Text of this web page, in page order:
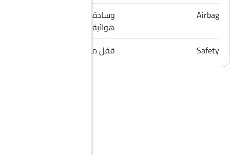
Airbag
وسادة هوائية للسائق, وسادة
هوائية للراكب الأمامي
Safety
قفل مركزي, مؤشر تغيير المسار